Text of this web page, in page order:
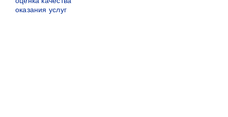
оказания услуг